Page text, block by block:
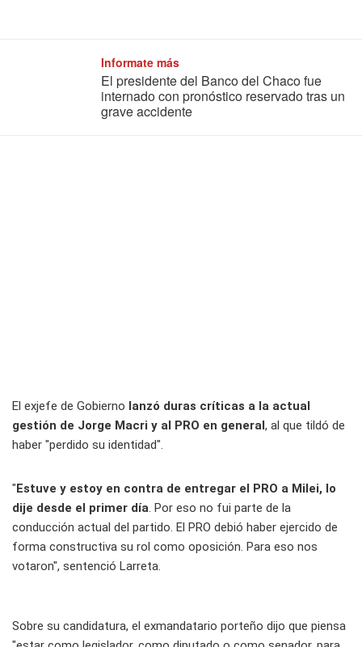
Informate más
El presidente del Banco del Chaco fue
internado con pronóstico reservado tras un
grave accidente
El exjefe de Gobierno lanzó duras críticas a la actual
gestión de Jorge Macri y al PRO en general, al que tildó de
haber "perdido su identidad".
"Estuve y estoy en contra de entregar el PRO a Milei, lo
dije desde el primer día. Por eso no fui parte de la
conducción actual del partido. El PRO debió haber ejercido de
forma constructiva su rol como oposición. Para eso nos
votaron", sentenció Larreta.
Sobre su candidatura, el exmandatario porteño dijo que piensa